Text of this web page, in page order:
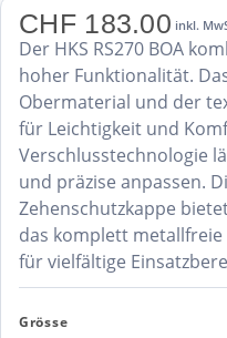
CHF183.00 inkl.
Der HKS RS270 BOA
hoher Funktionalität.
Obermaterial und der
für Leichtigkeit und
Verschlusstechnologie
und präzise anpassen.
Zehenschutzkappe
das komplett metallfreie
für vielfältige
Grösse